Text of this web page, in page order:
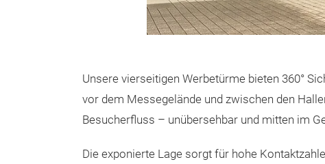
Unsere vierseitigen Werbetürme bieten 360°
vor dem Messegelände und zwischen den
Besucherfluss – unübersehbar und mitten im
Die exponierte Lage sorgt für hohe